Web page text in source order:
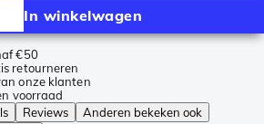
In winkelwagen
€50
retourneren
onze klanten
voorraad
Reviews
Anderen bekeken ook